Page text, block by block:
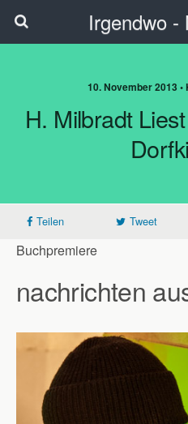
Irgendwo -
10. November 2013
H. Milbradt
Teilen Tweet
Buchpremiere
nachrichten